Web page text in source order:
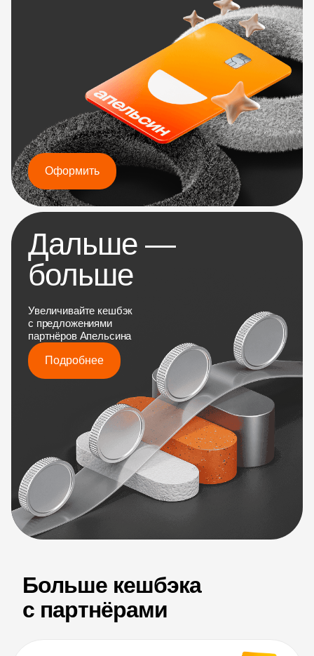
Оформить
Дальше —
больше
Увеличивайте кешбэк
с предложениями
партнёров Апельсина
Подробнее
Больше кешбэка
с партнёрами